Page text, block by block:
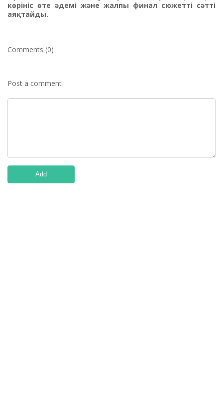
көрініс өте әдемі және жалпы финал сюжетті сәтті
аяқтайды.
Comments (0)
Post a comment
Add